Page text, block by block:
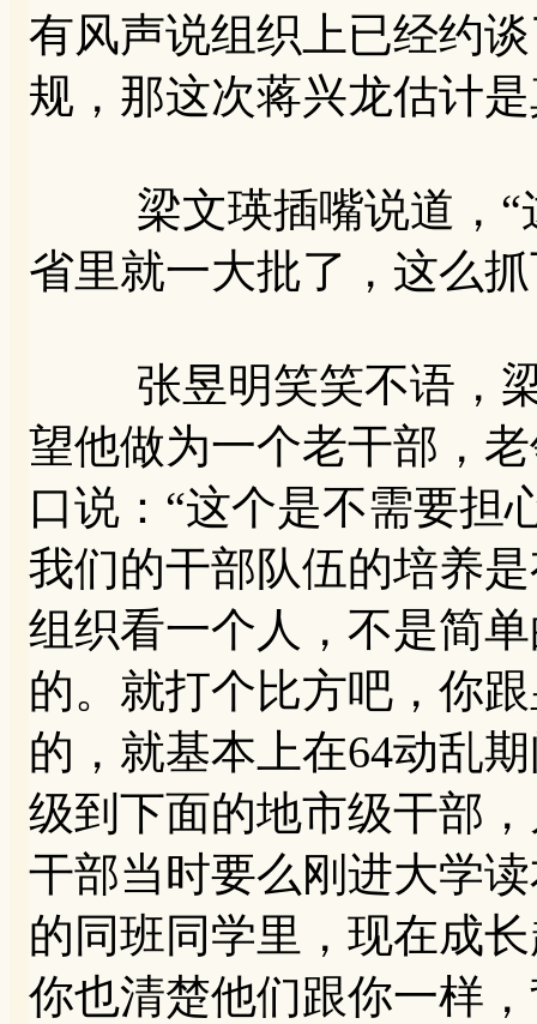
有风声说组织上已经约
规，那这次蒋兴龙估计
梁文瑛插嘴说道，“
省里就一大批了，这么
张昱明笑笑不语，梁
望他做为一个老干部，
口说：“这个是不需要担
我们的干部队伍的培养
组织看一个人，不是简
的。就打个比方吧，你
的，就基本上在64动乱
级到下面的地市级干部
干部当时要么刚进大学
的同班同学里，现在成
你也清楚他们跟你一样